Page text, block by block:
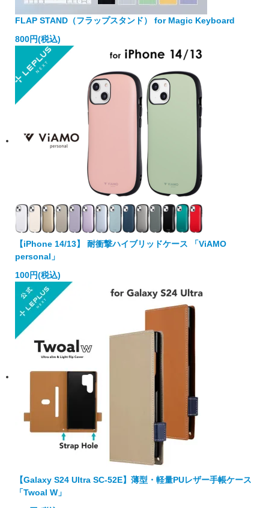
FLAP STAND（フラップスタンド） for Magic Keyboard
800円(税込)
【iPhone 14/13】 耐衝撃ハイブリッドケース 「ViAMO
personal」
100円(税込)
【Galaxy S24 Ultra SC-52E】薄型・軽量PUレザー手帳ケース
「Twoal W」